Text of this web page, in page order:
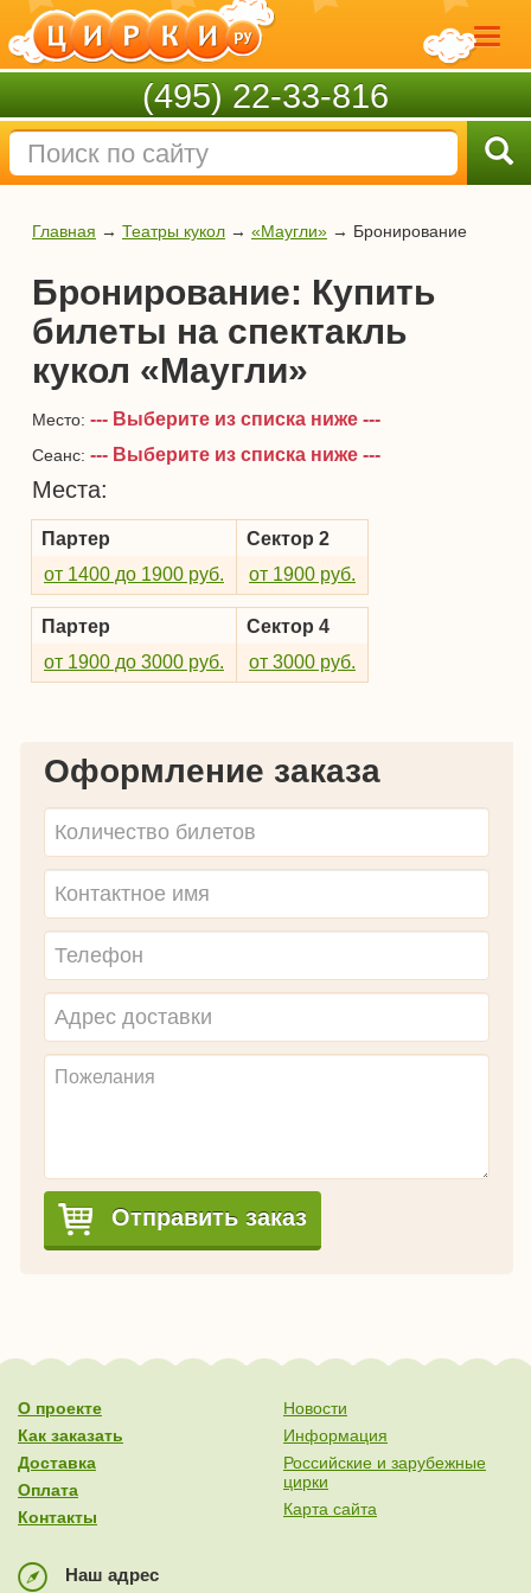
(495) 22-33-816
Главная → Театры кукол → «Маугли» → Бронирование
Бронирование: Купить
билеты на спектакль
кукол «Маугли»
Место: --- Выберите из списка ниже ---
Сеанс: --- Выберите из списка ниже ---
Места:
Партер
от 1400 до 1900 руб.
Сектор 2
от 1900 руб.
Партер
от 1900 до 3000 руб.
Сектор 4
от 3000 руб.
Оформление заказа
Отправить заказ
О проекте
Как заказать
Доставка
Оплата
Контакты
Новости
Информация
Российские и зарубежные
цирки
Карта сайта
Наш адрес